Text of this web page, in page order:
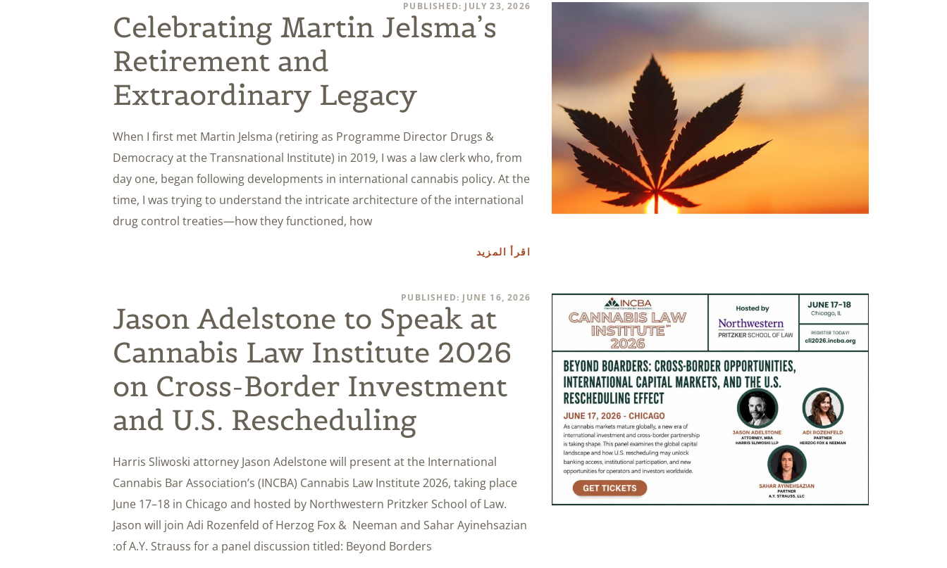
PUBLISHED: JULY 23, 2026
Celebrating Martin Jelsma’s
Retirement and
Extraordinary Legacy
When I first met Martin Jelsma (retiring as Programme Director Drugs &
Democracy at the Transnational Institute) in 2019, I was a law clerk who, from
day one, began following developments in international cannabis policy. At the
time, I was trying to understand the intricate architecture of the international
drug control treaties—how they functioned, how
اقرأ المزيد
PUBLISHED: JUNE 16, 2026
Jason Adelstone to Speak at
Cannabis Law Institute 2026
on Cross-Border Investment
and U.S. Rescheduling
Harris Sliwoski attorney Jason Adelstone will present at the International
Cannabis Bar Association’s (INCBA) Cannabis Law Institute 2026, taking place
June 17–18 in Chicago and hosted by Northwestern Pritzker School of Law.
Jason will join Adi Rozenfeld of Herzog Fox & Neeman and Sahar Ayinehsazian
of A.Y. Strauss for a panel discussion titled: Beyond Borders: